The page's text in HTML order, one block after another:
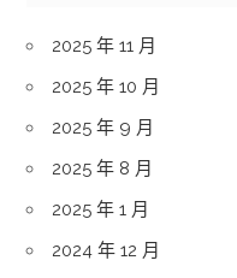
2025 年 11 月
2025 年 10 月
2025 年 9 月
2025 年 8 月
2025 年 1 月
2024 年 12 月